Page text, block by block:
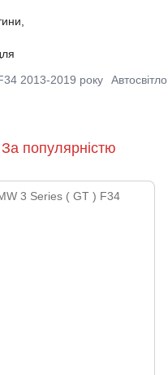
2013-2019 року Автосвітло
За популярністю